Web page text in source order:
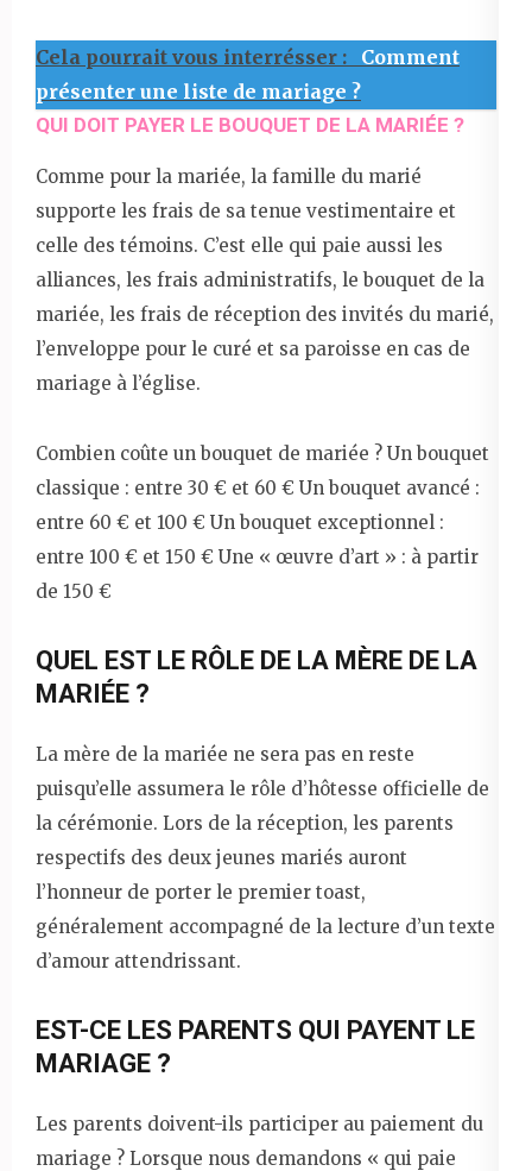
Cela pourrait vous interrésser :
Comment
présenter une liste de mariage ?
QUI DOIT PAYER LE BOUQUET DE LA MARIÉE ?
Comme pour la mariée, la famille du marié
supporte les frais de sa tenue vestimentaire et
celle des témoins. C’est elle qui paie aussi les
alliances, les frais administratifs, le bouquet de la
mariée, les frais de réception des invités du marié,
l’enveloppe pour le curé et sa paroisse en cas de
mariage à l’église.
Combien coûte un bouquet de mariée ? Un bouquet
classique : entre 30 € et 60 € Un bouquet avancé :
entre 60 € et 100 € Un bouquet exceptionnel :
entre 100 € et 150 € Une « œuvre d’art » : à partir
de 150 €
QUEL EST LE RÔLE DE LA MÈRE DE LA
MARIÉE ?
La mère de la mariée ne sera pas en reste
puisqu’elle assumera le rôle d’hôtesse officielle de
la cérémonie. Lors de la réception, les parents
respectifs des deux jeunes mariés auront
l’honneur de porter le premier toast,
généralement accompagné de la lecture d’un texte
d’amour attendrissant.
EST-CE LES PARENTS QUI PAYENT LE
MARIAGE ?
Les parents doivent-ils participer au paiement du
mariage ? Lorsque nous demandons « qui paie